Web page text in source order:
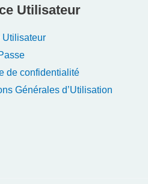
Utilisateur
Utilisateur
de confidentialité
Générales d’Utilisation